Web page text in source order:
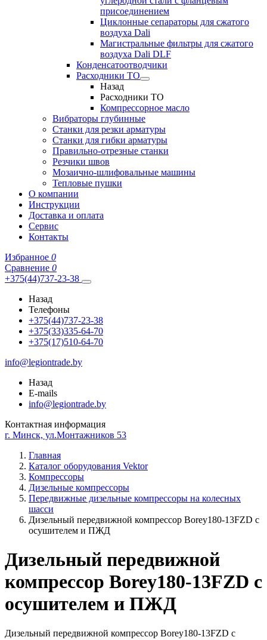
присоединением
Циклонные сепараторы для сжатого
воздуха Dali
Магистральные фильтры для сжатого
воздуха Dali DLF
Конденсатоотводчики
Расходники ТО
Назад
Расходники ТО
Компрессорное масло
Вибраторы глубинные
Станки для резки арматуры
Станки для гибки арматуры
Правильно-отрезные станки
Резчики швов
Мозаично-шлифовальные машины
Тепловые пушки
О компании
Инструкции
Доставка и оплата
Сервис
Контакты
Избранное 0
Сравнение 0
+375(44)737-23-38
Назад
Телефоны
+375(44)737-23-38
+375(33)335-64-70
+375(17)510-64-70
info@legiontrade.by
Назад
E-mails
info@legiontrade.by
Контактная информация
г. Минск, ул.Монтажников 53
Главная
Каталог оборудования Vektor
Компрессоры
Дизельные компрессоры
Передвижные дизельные компрессоры на колесных
шасси
Дизельный передвижной компрессор Borey180-13FZD с
осушителем и ПЖД
Дизельный передвижной
компрессор Borey180-13FZD с
осушителем и ПЖД
Дизельный передвижной компрессор Borey180-13FZD с